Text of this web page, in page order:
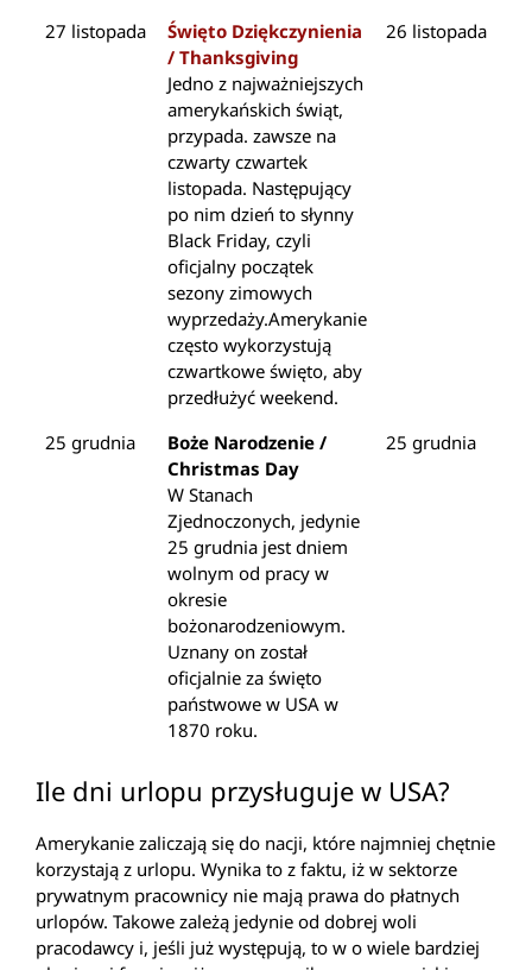
27 listopada
Święto Dziękczynienia
/ Thanksgiving
Jedno z najważniejszych
amerykańskich świąt,
przypada. zawsze na
czwarty czwartek
listopada. Następujący
po nim dzień to słynny
Black Friday, czyli
oficjalny początek
sezony zimowych
wyprzedaży.Amerykanie
często wykorzystują
czwartkowe święto, aby
przedłużyć weekend.
26 listopada
25 grudnia
Boże Narodzenie /
Christmas Day
W Stanach
Zjednoczonych, jedynie
25 grudnia jest dniem
wolnym od pracy w
okresie
bożonarodzeniowym.
Uznany on został
oficjalnie za święto
państwowe w USA w
1870 roku.
25 grudnia
Ile dni urlopu przysługuje w USA?
Amerykanie zaliczają się do nacji, które najmniej chętnie
korzystają z urlopu. Wynika to z faktu, iż w sektorze
prywatnym pracownicy nie mają prawa do płatnych
urlopów. Takowe zależą jedynie od dobrej woli
pracodawcy i, jeśli już występują, to w o wiele bardziej